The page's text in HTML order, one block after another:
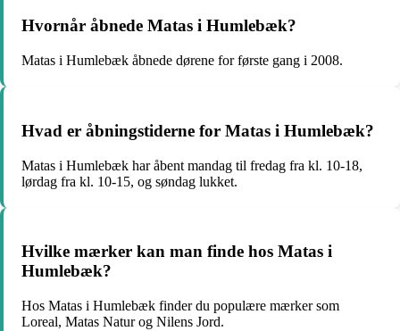
Hvornår åbnede Matas i Humlebæk?
Matas i Humlebæk åbnede dørene for første gang i 2008.
Hvad er åbningstiderne for Matas i Humlebæk?
Matas i Humlebæk har åbent mandag til fredag fra kl. 10-18,
lørdag fra kl. 10-15, og søndag lukket.
Hvilke mærker kan man finde hos Matas i
Humlebæk?
Hos Matas i Humlebæk finder du populære mærker som
Loreal, Matas Natur og Nilens Jord.